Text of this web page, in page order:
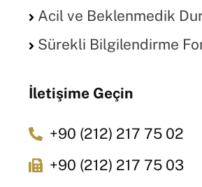
Acil ve Beklenmedik
Sürekli Bilgilendirme
İletişime Geçin
+90 (212) 217 75 02
+90 (212) 217 75 03